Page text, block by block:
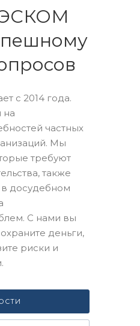
с 2014 года.
на
частных
Мы
требуют
также
досудебном
С нами вы
деньги,
риски и